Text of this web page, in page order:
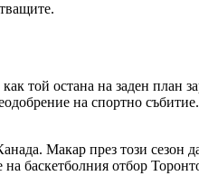
той остана на заден
на спортно
Макар през този
баскетболния отбор